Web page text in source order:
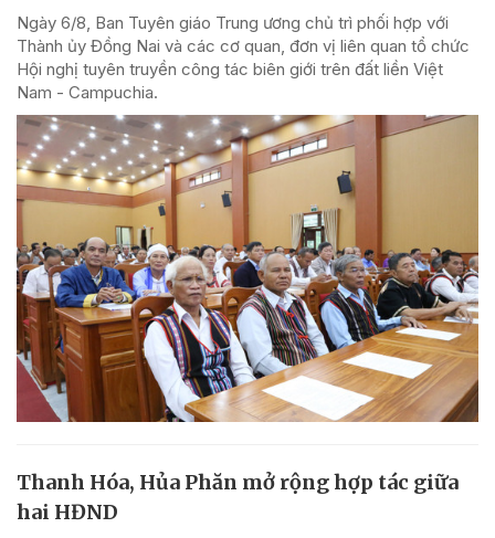
Ngày 6/8, Ban Tuyên giáo Trung ương chủ trì phối hợp với
Thành ủy Đồng Nai và các cơ quan, đơn vị liên quan tổ chức
Hội nghị tuyên truyền công tác biên giới trên đất liền Việt
Nam - Campuchia.
Thanh Hóa, Hủa Phăn mở rộng hợp tác giữa
hai HĐND